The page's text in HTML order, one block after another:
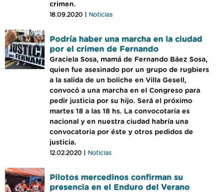
crimen.
18.09.2020 | Noticias
Podría haber una marcha en la ciudad
por el crimen de Fernando
Graciela Sosa, mamá de Fernando Báez Sosa,
quien fue asesinado por un grupo de rugbiers
a la salida de un boliche en Villa Gesell,
convocó a una marcha en el Congreso para
pedir justicia por su hijo. Será el próximo
martes 18 a las 18 hs. La convocotaria es
nacional y en nuestra ciudad habría una
convocatoria por éste y otros pedidos de
justicia.
12.02.2020 | Noticias
Pilotos mercedinos confirman su
presencia en el Enduro del Verano